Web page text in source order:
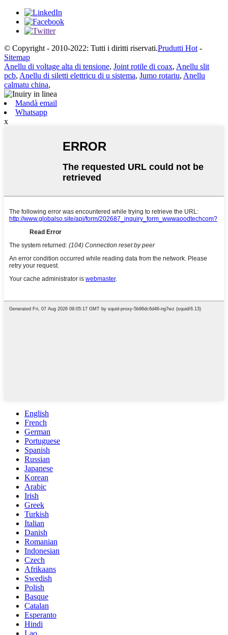
© Copyright - 2010-2022: Tutti i diritti riservati.Prudutti Hot -
Sitemap
Anellu di voltage alta di tensione, Joint rotile di coax, Anellu slit
pcb, Anellu di siletti elettricu di u sistema, Jumo rotariu, Anellu
calmatu china,
Mandà email
Whatsapp
x
English
French
German
Portuguese
Spanish
Russian
Japanese
Korean
Arabic
Irish
Greek
Turkish
Italian
Danish
Romanian
Indonesian
Czech
Afrikaans
Swedish
Polish
Basque
Catalan
Esperanto
Hindi
Lao